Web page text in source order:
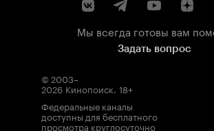
Мы всегда готовы вам
Задать вопрос
© 2003–
2026 Кинопоиск. 18+
Федеральные каналы
доступны для бесплатного
просмотра круглосуточно